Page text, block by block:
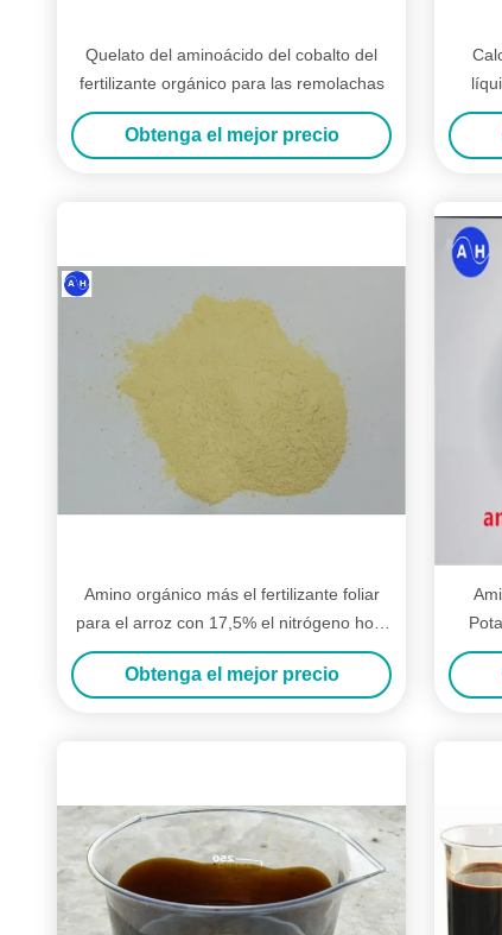
Quelato del aminoácido del cobalto del
fertilizante orgánico para las remolachas
Obtenga el mejor precio
Amino orgánico más el fertilizante foliar
para el arroz con 17,5% el nitrógeno hola
N
Obtenga el mejor precio